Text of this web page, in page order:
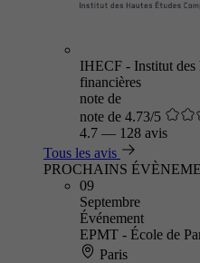
IHECF - Institut des
financières
note de
note de 4.73/5
4.7 — 128 avis
Tous les avis
PROCHAINS
09
Septembre
Événement
EPMT - École de
Paris